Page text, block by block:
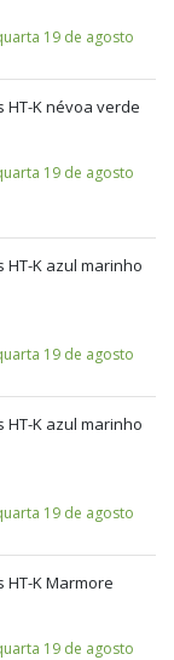
19 de agosto
K névoa verde
19 de agosto
K azul marinho
19 de agosto
K azul marinho
19 de agosto
K Marmore
19 de agosto